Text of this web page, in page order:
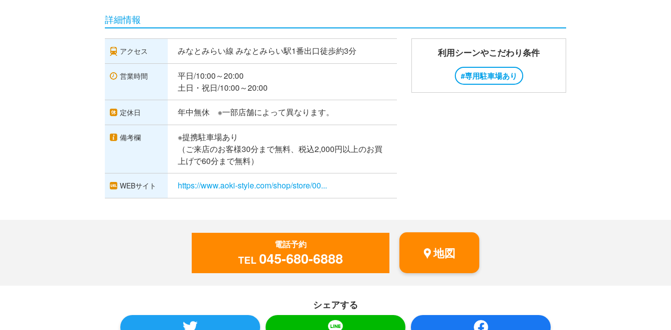
詳細情報
アクセス みなとみらい線 みなとみらい駅1番出口徒歩約3分
営業時間
平日/10:00～20:00
土日・祝日/10:00～20:00
定休日 年中無休 ※一部店舗によって異なります。
備考欄
※提携駐車場あり
（ご来店のお客様30分まで無料、税込2,000円以上のお買
上げで60分まで無料）
WEBサイト https://www.aoki-style.com/shop/store/00...
利用シーンやこだわり条件
#専用駐車場あり
電話予約
TEL 045-680-6888 地図
シェアする